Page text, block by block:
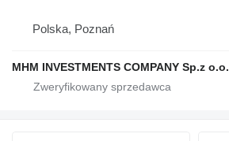
Polska, Poznań
MHM INVESTMENTS COMPANY Sp.z o.o.